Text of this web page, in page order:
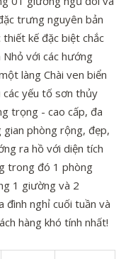
trưng nguyên bản
kế đặc biệt chắc
với các hướng
làng Chài ven biển
yếu tố sơn thủy
trọng - cao cấp, đa
phòng rộng, đẹp,
ra hồ với diện tích
trong đó 1 phòng
1 giường và 2
đình nghỉ cuối tuần và
hàng khó tính nhất!